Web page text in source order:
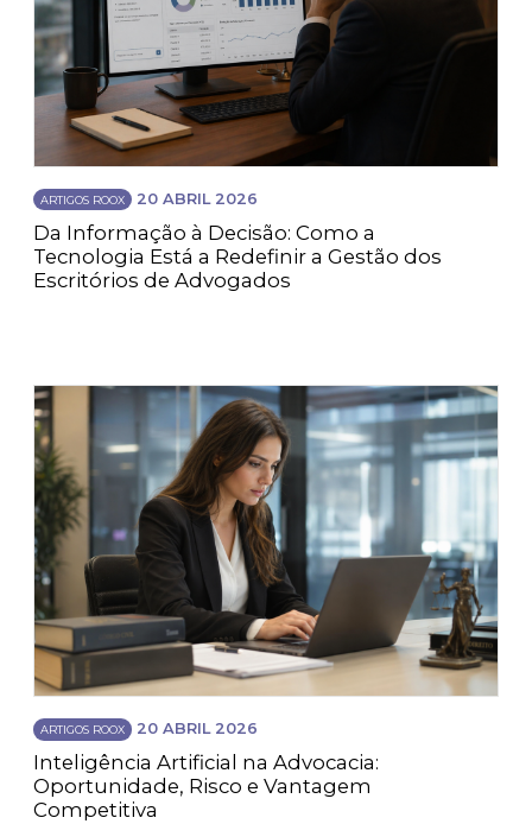
ARTIGOS ROOX 20 ABRIL 2026
Da Informação à Decisão: Como a
Tecnologia Está a Redefinir a Gestão dos
Escritórios de Advogados
ARTIGOS ROOX 20 ABRIL 2026
Inteligência Artificial na Advocacia:
Oportunidade, Risco e Vantagem
Competitiva